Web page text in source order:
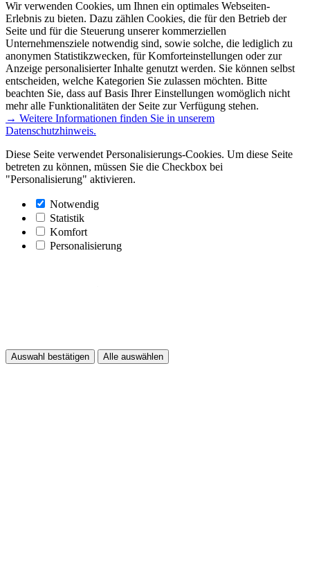
Wir verwenden Cookies, um Ihnen ein optimales Webseiten-
Erlebnis zu bieten. Dazu zählen Cookies, die für den Betrieb der
Seite und für die Steuerung unserer kommerziellen
Unternehmensziele notwendig sind, sowie solche, die lediglich zu
anonymen Statistikzwecken, für Komforteinstellungen oder zur
Anzeige personalisierter Inhalte genutzt werden. Sie können selbst
entscheiden, welche Kategorien Sie zulassen möchten. Bitte
beachten Sie, dass auf Basis Ihrer Einstellungen womöglich nicht
mehr alle Funktionalitäten der Seite zur Verfügung stehen.
→ Weitere Informationen finden Sie in unserem
Datenschutzhinweis.
Diese Seite verwendet Personalisierungs-Cookies. Um diese Seite
betreten zu können, müssen Sie die Checkbox bei
"Personalisierung" aktivieren.
Notwendig
Statistik
Komfort
Personalisierung
Auswahl bestätigen Alle auswählen